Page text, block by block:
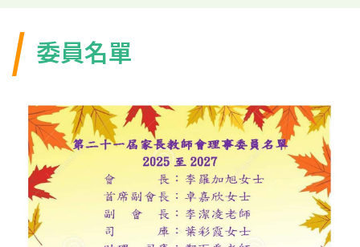
連
結 委員名單